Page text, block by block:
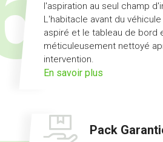
l'aspiration au seul champ
L'habitacle avant du
aspiré et le tableau de bord
méticuleusement nettoyé
intervention.
En savoir plus
courtoisie
Pack